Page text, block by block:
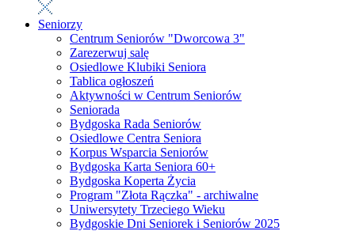
Seniorzy
Centrum Seniorów "Dworcowa 3"
Zarezerwuj salę
Osiedlowe Klubiki Seniora
Tablica ogłoszeń
Aktywności w Centrum Seniorów
Seniorada
Bydgoska Rada Seniorów
Osiedlowe Centra Seniora
Korpus Wsparcia Seniorów
Bydgoska Karta Seniora 60+
Bydgoska Koperta Życia
Program "Złota Rączka" - archiwalne
Uniwersytety Trzeciego Wieku
Bydgoskie Dni Seniorek i Seniorów 2025